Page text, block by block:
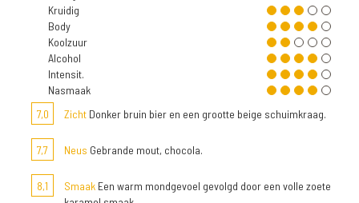
Kruidig
Body
Koolzuur
Alcohol
Intensit.
Nasmaak
7,0
Zicht Donker bruin bier en een grootte beige schuimkraag.
7,7 Neus Gebrande mout, chocola.
8,1 Smaak Een warm mondgevoel gevolgd door een volle zoete